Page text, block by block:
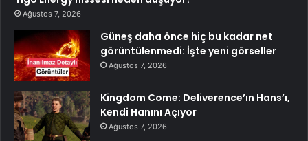
Ağustos 7, 2026
Güneş daha önce hiç bu kadar net
görüntülenmedi: İşte yeni görseller
Ağustos 7, 2026
Kingdom Come: Deliverence’ın Hans’ı,
Kendi Hanını Açıyor
Ağustos 7, 2026